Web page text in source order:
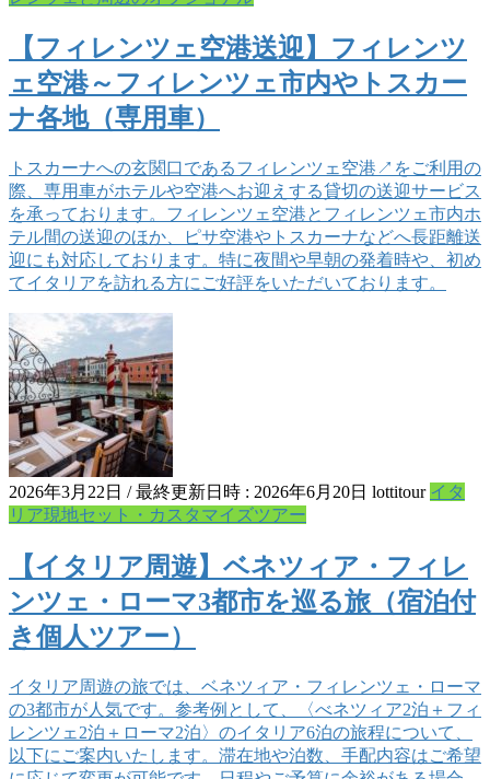
【フィレンツェ空港送迎】フィレンツ
ェ空港～フィレンツェ市内やトスカー
ナ各地（専用車）
トスカーナへの玄関口であるフィレンツェ空港↗をご利用の
際、専用車がホテルや空港へお迎えする貸切の送迎サービス
を承っております。フィレンツェ空港とフィレンツェ市内ホ
テル間の送迎のほか、ピサ空港やトスカーナなどへ長距離送
迎にも対応しております。特に夜間や早朝の発着時や、初め
てイタリアを訪れる方にご好評をいただいております。
2026年3月22日 / 最終更新日時 : 2026年6月20日 lottitour イタ
リア現地セット・カスタマイズツアー
【イタリア周遊】ベネツィア・フィレ
ンツェ・ローマ3都市を巡る旅（宿泊付
き個人ツアー）
イタリア周遊の旅では、ベネツィア・フィレンツェ・ローマ
の3都市が人気です。参考例として、〈べネツィア2泊＋フィ
レンツェ2泊＋ローマ2泊〉のイタリア6泊の旅程について、
以下にご案内いたします。滞在地や泊数、手配内容はご希望